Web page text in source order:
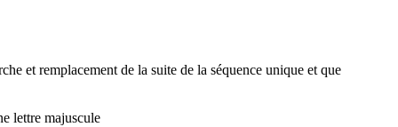
et remplacement de la suite de la séquence unique et que
lettre majuscule